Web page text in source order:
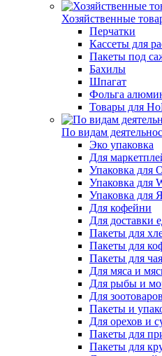
Хозяйственные
Перчатки
Кассеты для
Пакеты под
Бахилы
Шпагат
Фольга
Товары для
По видам
Эко упаковка
Для
Упаковка для
Упаковка для
Упаковка для
Для кофейни
Для доставки
Пакеты для
Пакеты для
Пакеты для чая
Для мяса и
Для рыбы и
Для зоотоваров
Пакеты и
Для орехов и
Пакеты для
Пакеты для